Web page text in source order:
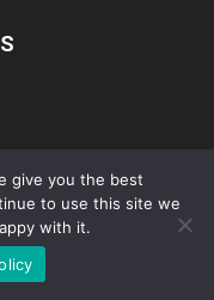
Tuning
Sport
give you the best
to use this site we
with it.